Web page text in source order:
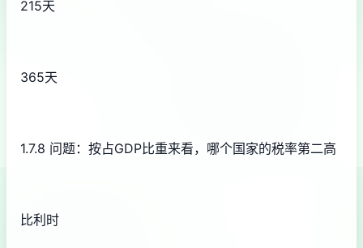
215天
365天
1.7.8 问题：按占GDP比重来看，哪个国家的税率第二高
比利时